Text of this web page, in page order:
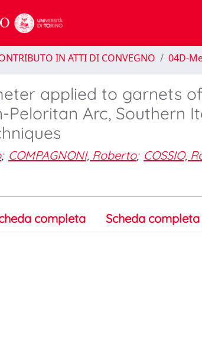
IN ATTI DI CONVEGNO 04D-
applied to garnets
Peloritan Arc, Southern
; COMPAGNONI, Roberto; COSSIO,
completa Scheda completa